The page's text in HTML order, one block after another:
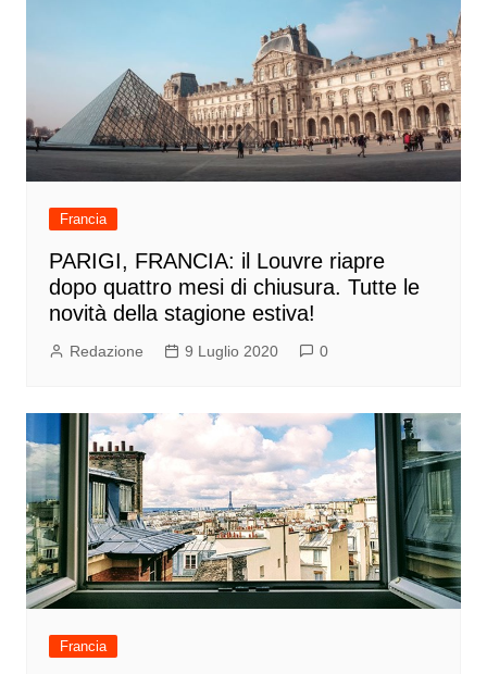
Francia
PARIGI, FRANCIA: il Louvre riapre
dopo quattro mesi di chiusura. Tutte le
novità della stagione estiva!
Redazione 9 Luglio 2020 0
Francia